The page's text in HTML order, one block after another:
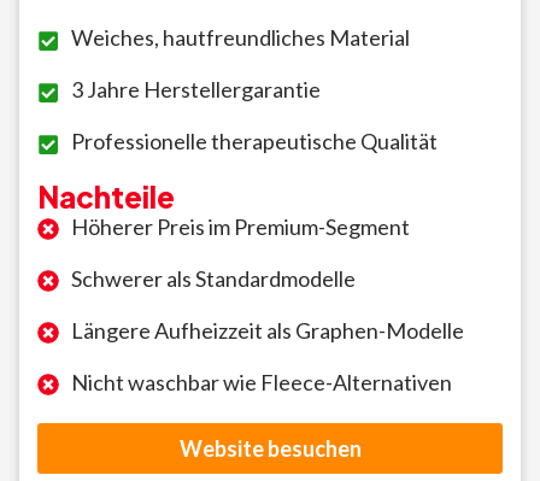
Weiches, hautfreundliches Material
3 Jahre Herstellergarantie
Professionelle therapeutische Qualität
Nachteile
Höherer Preis im Premium-Segment
Schwerer als Standardmodelle
Längere Aufheizzeit als Graphen-Modelle
Nicht waschbar wie Fleece-Alternativen
Website besuchen